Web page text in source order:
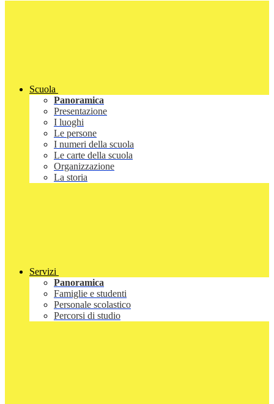
Scuola
Panoramica
Presentazione
I luoghi
Le persone
I numeri della scuola
Le carte della scuola
Organizzazione
La storia
Servizi
Panoramica
Famiglie e studenti
Personale scolastico
Percorsi di studio